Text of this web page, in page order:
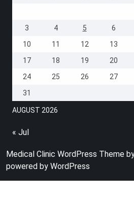
AUGUST 2026
3
4 5 6
10
11 12 13
17
18 19 20
24
25 26 27
31
« Jul
Medical Clinic WordPress Theme
powered by WordPress